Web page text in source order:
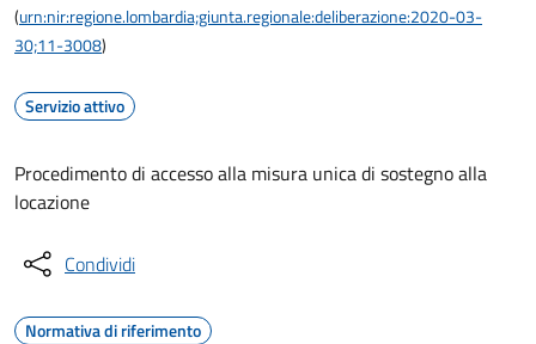
(urn:nir:regione.lombardia;giunta.regionale:deliberazione:2020-03-
30;11-3008)
Servizio attivo
Procedimento di accesso alla misura unica di sostegno alla
locazione
Condividi
Normativa di riferimento